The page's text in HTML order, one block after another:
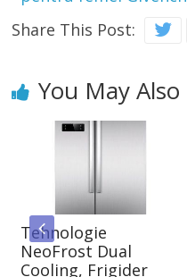
Share This Post:
You May Also
Dual
Frigider